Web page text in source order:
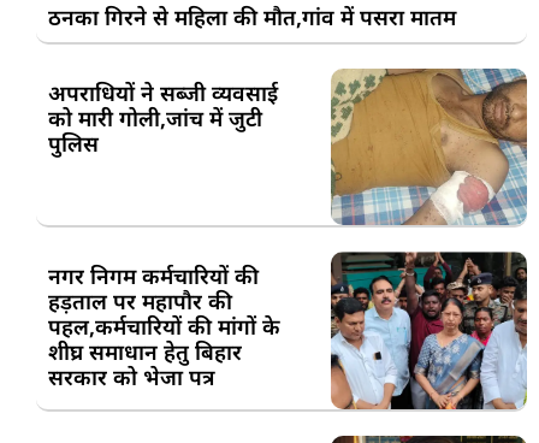
ठनका गिरने से महिला की मौत,गांव में पसरा मातम
अपराधियों ने सब्जी व्यवसाई
को मारी गोली,जांच में जुटी
पुलिस
नगर निगम कर्मचारियों की
हड़ताल पर महापौर की
पहल,कर्मचारियों की मांगों के
शीघ्र समाधान हेतु बिहार
सरकार को भेजा पत्र